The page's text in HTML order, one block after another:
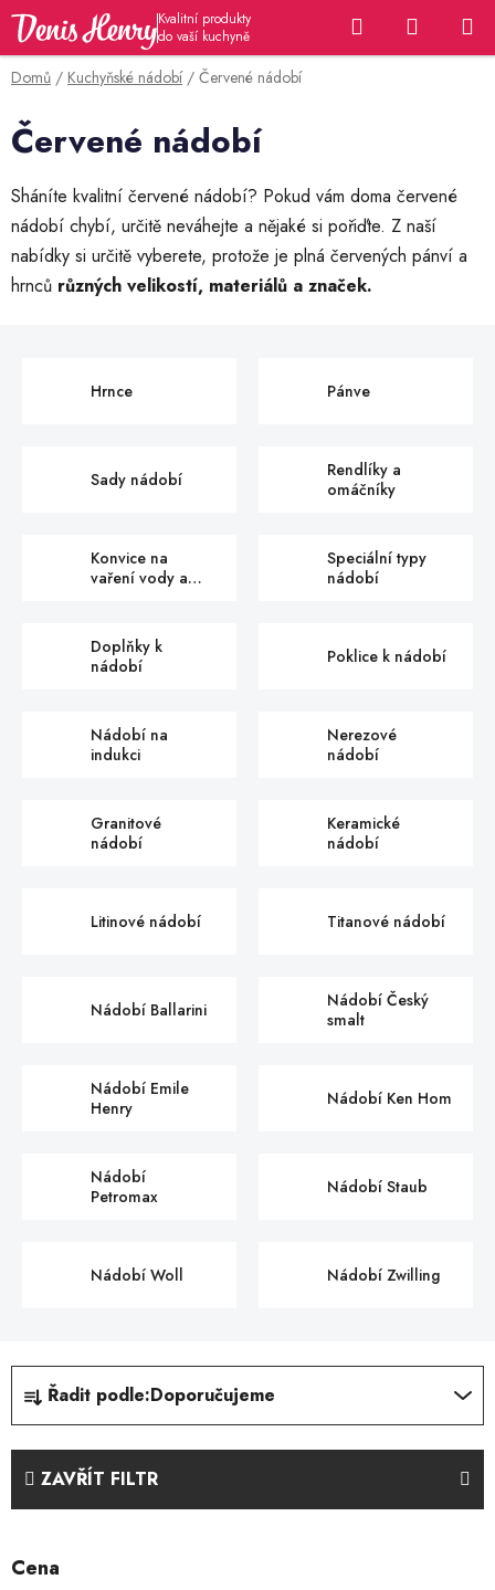
Přejít
obsah
Hledat
KOŠÍK
Domů / Kuchyňské nádobí / Červené nádobí
Červené nádobí
Sháníte kvalitní červené nádobí? Pokud vám doma červené
nádobí chybí, určitě neváhejte a nějaké si pořiďte. Z naší
nabídky si určitě vyberete, protože je plná červených pánví a
hrnců různých velikostí, materiálů a značek.
Hrnce Pánve
Sady nádobí
Rendlíky a
omáčníky
Konvice na
vaření vody a
Speciální typy
nádobí
Doplňky k
nádobí
Poklice k nádobí
Nádobí na
indukci
Nerezové
nádobí
Granitové
nádobí
Keramické
nádobí
Litinové nádobí Titanové nádobí
Nádobí Ballarini
Nádobí Český
smalt
Nádobí Emile
Henry
Nádobí Ken Hom
Nádobí
Petromax
Nádobí Staub
Nádobí Woll Nádobí Zwilling
Ř
z
í
p
r
Řadit podle:Doporučujeme
ZAVŘÍT FILTR
Cena